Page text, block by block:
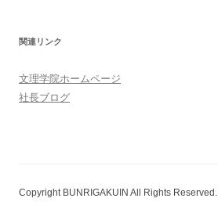
関連リンク
文理学院ホームページ
社長ブログ
Copyright BUNRIGAKUIN All Rights Reserved.